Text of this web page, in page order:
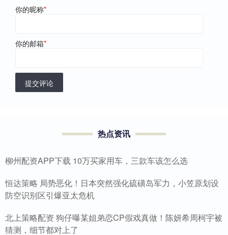
你的昵称*
你的邮箱*
提交评论
热点资讯
柳州配资APP下载 10万买家用车，三款车该怎么选
恒达策略 局势恶化！日本突然强化硫磺岛军力，小笠原划设
防空识别区引爆亚太危机
北上策略配资 狗仔曝某姐弟恋CP假戏真做！陈妍希周柯宇被
猜测，细节都对上了